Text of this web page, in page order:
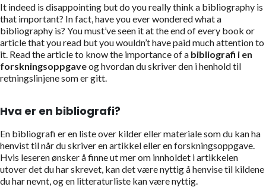
It indeed is disappointing but do you really think a bibliography is
that important? In fact, have you ever wondered what a
bibliography is? You must’ve seen it at the end of every book or
article that you read but you wouldn’t have paid much attention to
it. Read the article to know the importance of a bibliografi i en
forskningsoppgaveog hvordan du skriver den i henhold til
retningslinjene som er gitt.
Hva er en bibliografi?
En bibliografi er en liste over kilder eller materiale som du kan ha
henvist til når du skriver en artikkel eller en forskningsoppgave.
Hvis leseren ønsker å finne ut mer om innholdet i artikkelen
utover det du har skrevet, kan det være nyttig å henvise til kildene
du har nevnt, og en litteraturliste kan være nyttig.